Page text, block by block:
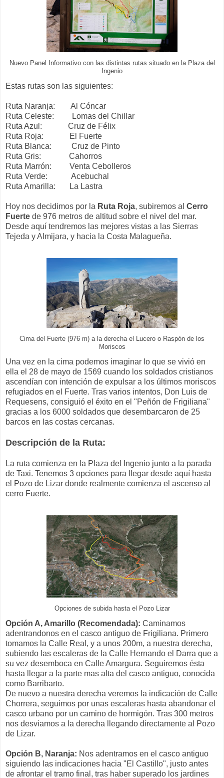
Nuevo Panel Informativo con las distintas rutas situado en la Plaza del
Ingenio
Estas rutas son las siguientes:
Ruta Naranja: Al Cóncar
Ruta Celeste: Lomas del Chillar
Ruta Azul: Cruz de Félix
Ruta Roja: El Fuerte
Ruta Blanca: Cruz de Pinto
Ruta Gris: Cahorros
Ruta Marrón: Venta Cebolleros
Ruta Verde: Acebuchal
Ruta Amarilla: La Lastra
Hoy nos decidimos por la Ruta Roja, subiremos al Cerro
Fuerte de 976 metros de altitud sobre el nivel del mar.
Desde aquí tendremos las mejores vistas a las Sierras
Tejeda y Almijara, y hacia la Costa Malagueña.
Cima del Fuerte (976 m) a la derecha el Lucero o Raspón de los
Moriscos
Una vez en la cima podemos imaginar lo que se vivió en
ella el 28 de mayo de 1569 cuando los soldados cristianos
ascendían con intención de expulsar a los últimos moriscos
refugiados en el Fuerte. Tras varios intentos, Don Luis de
Requesens, consiguió el éxito en el "Peñón de Frigiliana"
gracias a los 6000 soldados que desembarcaron de 25
barcos en las costas cercanas.
Descripción de la Ruta:
La ruta comienza en la Plaza del Ingenio junto a la parada
de Taxi. Tenemos 3 opciones para llegar desde aquí hasta
el Pozo de Lizar donde realmente comienza el ascenso al
cerro Fuerte.
Opciones de subida hasta el Pozo Lizar
Opción A, Amarillo (Recomendada): Caminamos
adentrandonos en el casco antiguo de Frigiliana. Primero
tomamos la Calle Real, y a unos 200m, a nuestra derecha,
subiendo las escaleras de la Calle Hernando el Darra que a
su vez desemboca en Calle Amargura. Seguiremos ésta
hasta llegar a la parte mas alta del casco antiguo, conocida
como Barribarto.
De nuevo a nuestra derecha veremos la indicación de Calle
Chorrera, seguimos por unas escaleras hasta abandonar el
casco urbano por un camino de hormigón. Tras 300 metros
nos desviamos a la derecha llegando directamente al Pozo
de Lizar.
Opción B, Naranja: Nos adentramos en el casco antiguo
siguiendo las indicaciones hacia "El Castillo", justo antes
de afrontar el tramo final, tras haber superado los jardines